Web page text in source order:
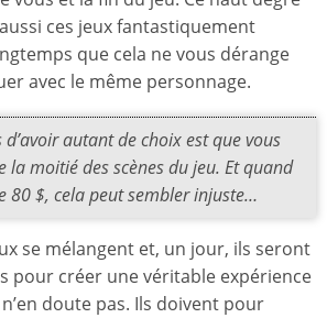
ces jeux fantastiquement
que cela ne vous dérange
avec le même personnage.
autant de choix est que vous
la moitié des scènes du jeu. Et quand
80 $, cela peut sembler injuste…
se mélangent et, un jour, ils seront
pour créer une véritable expérience
doute pas. Ils doivent pour